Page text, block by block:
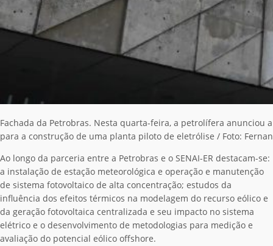
Fachada da Petrobras. Nesta quarta-feira, a petrolífera anunciou
para a construção de uma planta piloto de eletrólise / Foto:
Ao longo da parceria entre a Petrobras e o SENAI-ER destacam-se:
a instalação de estação meteorológica e operação e manutenção
de sistema fotovoltaico de alta concentração; estudos da
influência dos efeitos térmicos na modelagem do recurso eólico e
da geração fotovoltaica centralizada e seu impacto no sistema
elétrico e o desenvolvimento de metodologias para medição e
avaliação do potencial eólico offshore.